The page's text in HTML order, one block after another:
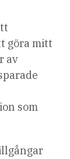
göra mitt
av
som